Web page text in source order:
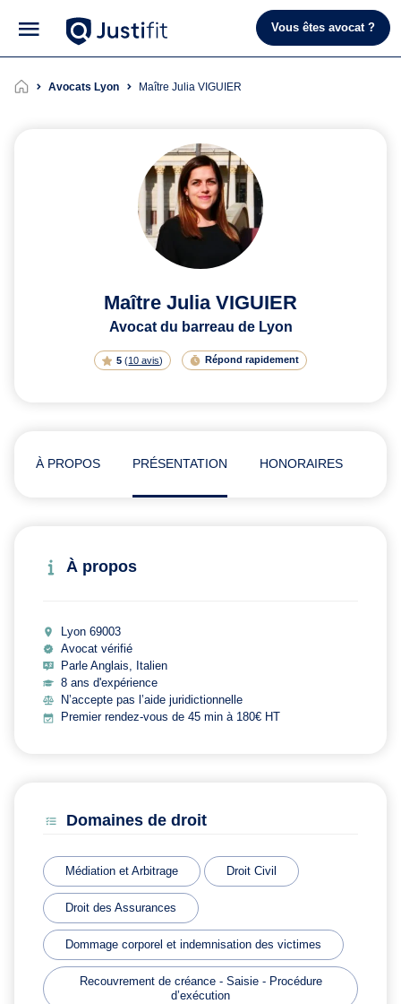
Vous êtes avocat ?
Avocats Lyon Maître Julia VIGUIER
Maître Julia VIGUIER
Avocat du barreau de Lyon
5(10 avis) Répond rapidement
À PROPOS PRÉSENTATION HONORAIRES
À propos
Lyon 69003
Avocat vérifié
Parle Anglais, Italien
8 ans d'expérience
N’accepte pas l’aide juridictionnelle
Premier rendez-vous de 45 min à 180€ HT
Domaines de droit
Médiation et Arbitrage Droit Civil
Droit des Assurances
Dommage corporel et indemnisation des victimes
Recouvrement de créance - Saisie - Procédure
d’exécution